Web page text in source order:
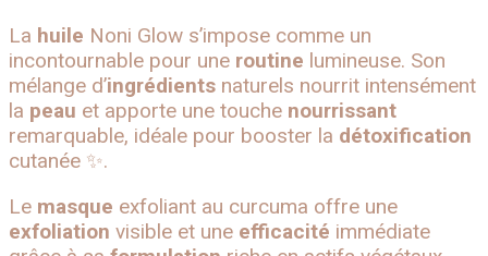
La huile Noni Glow s’impose comme un
incontournable pour une routine lumineuse. Son
mélange d’ingrédients naturels nourrit intensément
la peau et apporte une touche nourrissant
remarquable, idéale pour booster la détoxification
cutanée ✨.
Le masque exfoliant au curcuma offre une
exfoliation visible et une efficacité immédiate